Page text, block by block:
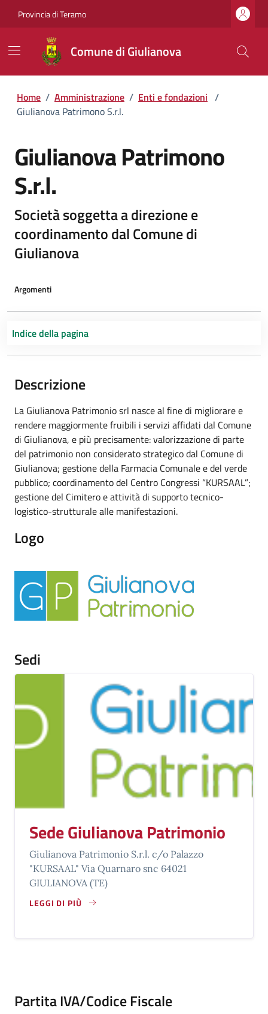
Provincia di Teramo
Comune di Giulianova
Home / Amministrazione / Enti e fondazioni /
Giulianova Patrimono S.r.l.
Giulianova Patrimono
S.r.l.
Società soggetta a direzione e
coordinamento dal Comune di
Giulianova
Argomenti
Indice della pagina
Descrizione
La Giulianova Patrimonio srl nasce al fine di migliorare e
rendere maggiormente fruibili i servizi affidati dal Comune
di Giulianova, e più precisamente: valorizzazione di parte
del patrimonio non considerato strategico dal Comune di
Giulianova; gestione della Farmacia Comunale e del verde
pubblico; coordinamento del Centro Congressi “KURSAAL”;
gestione del Cimitero e attività di supporto tecnico-
logistico-strutturale alle manifestazioni.
Logo
Sedi
Sede Giulianova Patrimonio
Giulianova Patrimonio S.r.l. c/o Palazzo
"KURSAAL" Via Quarnaro snc 64021
GIULIANOVA (TE)
LEGGI DI PIÙ
SU SEDE GIULIANOVA PATRIMONIO
Partita IVA/Codice Fiscale